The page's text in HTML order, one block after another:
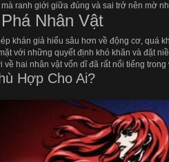
ranh giới giữa đúng và sai trở nên mờ
Nhân Vật
khán giả hiểu sâu hơn về động cơ, quá
với những quyết định khó khăn và đặt
về hai nhân vật vốn dĩ đã rất nổi tiếng trong
Hợp Cho Ai?